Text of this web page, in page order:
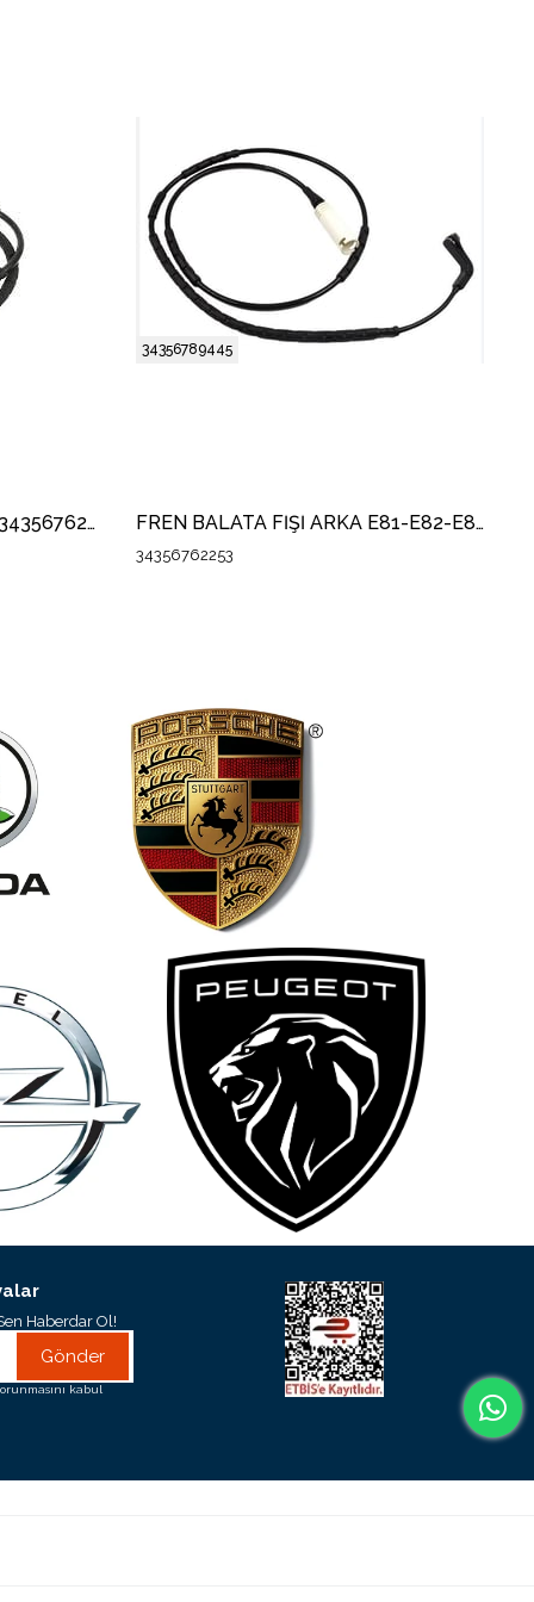
BALATA FISI ARKA E87-90 34356762253 FREN BALATA FİŞİ ARKA E81-E82-E87-E88-E90-E91-E92-E93 34356762253 98031300
34356762253
34356789445
Haberdar Ol!
Gönder
kabul